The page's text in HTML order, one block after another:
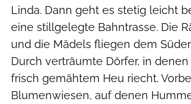
Linda. Dann geht es stetig leicht
eine stillgelegte Bahntrasse. Die
und die Mädels fliegen dem
Durch verträumte Dörfer, in
frisch gemähtem Heu riecht.
Blumenwiesen, auf denen